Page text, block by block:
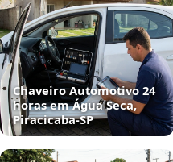
Chaveiro Automotivo 24
horas em Água Seca,
Piracicaba‑SP